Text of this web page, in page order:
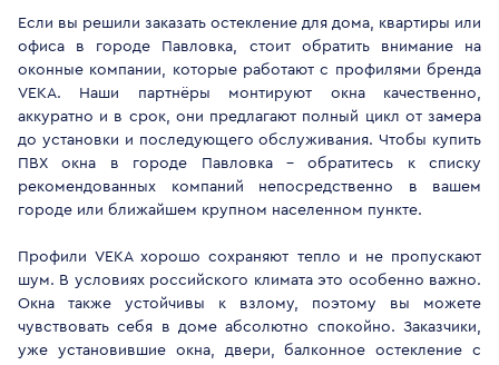
Если вы решили заказать остекление для дома, квартиры или
офиса в городе Павловка, стоит обратить внимание на
оконные компании, которые работают с профилями бренда
VEKA. Наши партнёры монтируют окна качественно,
аккуратно и в срок, они предлагают полный цикл от замера
до установки и последующего обслуживания. Чтобы купить
ПВХ окна в городе Павловка - обратитесь к списку
рекомендованных компаний непосредственно в вашем
городе или ближайшем крупном населенном пункте.
Профили VEKA хорошо сохраняют тепло и не пропускают
шум. В условиях российского климата это особенно важно.
Окна также устойчивы к взлому, поэтому вы можете
чувствовать себя в доме абсолютно спокойно. Заказчики,
уже установившие окна, двери, балконное остекление с